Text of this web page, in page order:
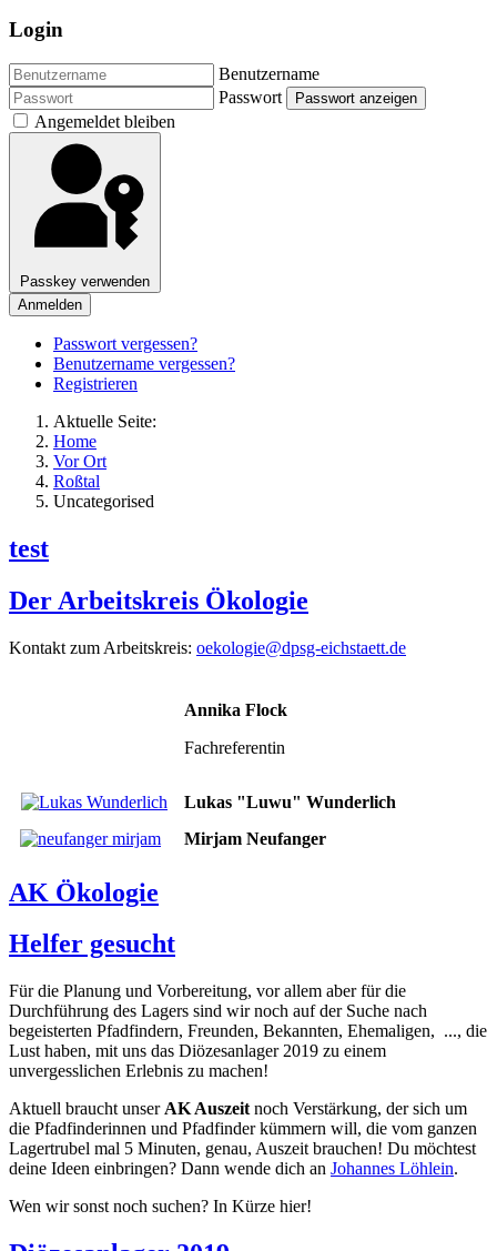
Login
Benutzername
Passwort
Passwort anzeigen
Angemeldet bleiben
Passkey verwenden
Anmelden
Passwort vergessen?
Benutzername vergessen?
Registrieren
Aktuelle Seite:
Home
Vor Ort
Roßtal
Uncategorised
test
Der Arbeitskreis Ökologie
Kontakt zum Arbeitskreis: oekologie@dpsg-eichstaett.de
Annika Flock
Fachreferentin
Lukas "Luwu" Wunderlich
Mirjam Neufanger
AK Ökologie
Helfer gesucht
Für die Planung und Vorbereitung, vor allem aber für die
Durchführung des Lagers sind wir noch auf der Suche nach
begeisterten Pfadfindern, Freunden, Bekannten, Ehemaligen, ..., die
Lust haben, mit uns das Diözesanlager 2019 zu einem
unvergesslichen Erlebnis zu machen!
Aktuell braucht unser AK Auszeit noch Verstärkung, der sich um
die Pfadfinderinnen und Pfadfinder kümmern will, die vom ganzen
Lagertrubel mal 5 Minuten, genau, Auszeit brauchen! Du möchtest
deine Ideen einbringen? Dann wende dich an Johannes Löhlein.
Wen wir sonst noch suchen? In Kürze hier!